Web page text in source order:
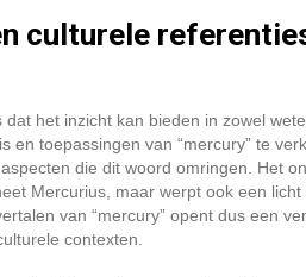
culturele
het inzicht kan bieden in zowel
toepassingen van “mercury” te
die dit woord omringen. Het
Mercurius, maar werpt ook een licht
van “mercury” opent dus een
contexten.